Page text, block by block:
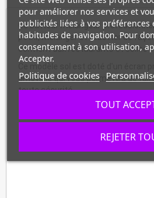
Ce batteur mélangeur
pétrir, mélanger et fouetter de
convient aux restaurants et
Ce modèle sol est doté d'un écran
amovible qui vous permettra de
toute sécurité.
pour améliorer nos services et
publicités liées à vos préférences
habitudes de navigation. Pour
consentement à son utilisation,
Accepter.
Politique de cookies
REJETER
TOUT